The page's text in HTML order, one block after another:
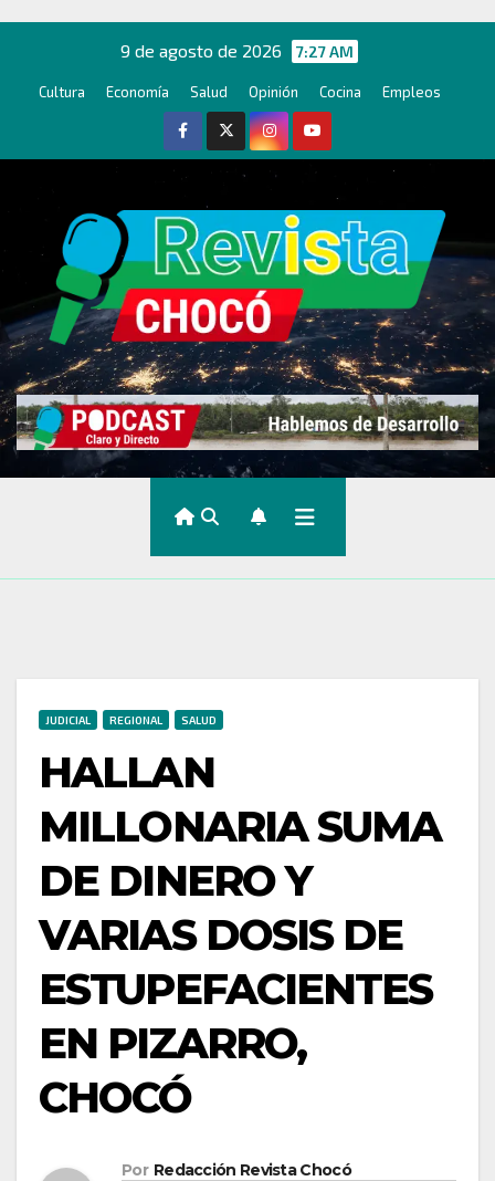
contenido
9 de agosto de 2026 7:27 AM
Cultura Economía Salud Opinión Cocina Empleos
JUDICIAL REGIONAL SALUD
HALLAN
MILLONARIA SUMA
DE DINERO Y
VARIAS DOSIS DE
ESTUPEFACIENTES
EN PIZARRO,
CHOCÓ
Por Redacción Revista Chocó